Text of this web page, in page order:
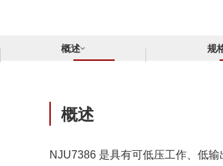
概述 规
概述
NJU7386 是具有可低压工作、低